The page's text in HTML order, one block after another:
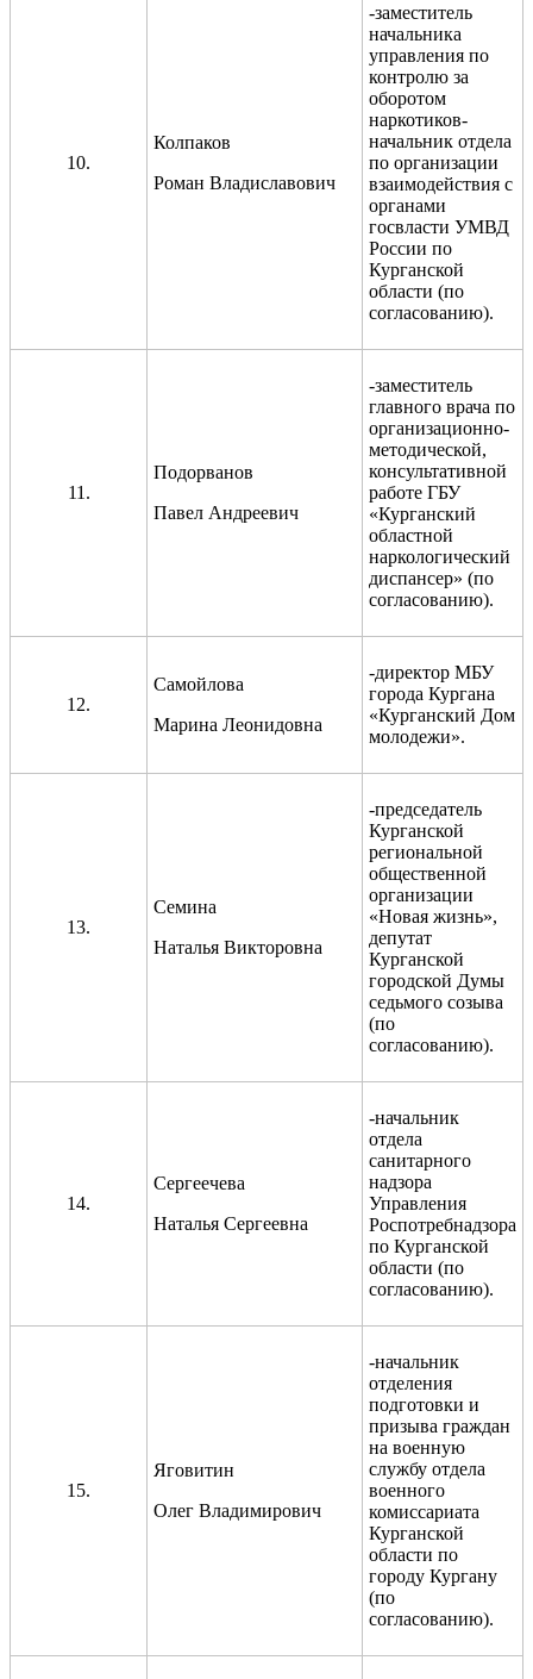
10.
Колпаков
Роман Владиславович
-заместитель
начальника
управления по
контролю за
оборотом
наркотиков-
начальник отдела
по организации
взаимодействия с
органами
госвласти УМВД
России по
Курганской
области (по
согласованию).
11.
Подорванов
Павел Андреевич
-заместитель
главного врача по
организационно-
методической,
консультативной
работе ГБУ
«Курганский
областной
наркологический
диспансер» (по
согласованию).
12.
Самойлова
Марина Леонидовна
-директор МБУ
города Кургана
«Курганский Дом
молодежи».
13.
Семина
Наталья Викторовна
-председатель
Курганской
региональной
общественной
организации
«Новая жизнь»,
депутат
Курганской
городской Думы
седьмого созыва
(по
согласованию).
14.
Сергеечева
Наталья Сергеевна
-начальник
отдела
санитарного
надзора
Управления
Роспотребнадзора
по Курганской
области (по
согласованию).
15.
Яговитин
Олег Владимирович
-начальник
отделения
подготовки и
призыва граждан
на военную
службу отдела
военного
комиссариата
Курганской
области по
городу Кургану
(по
согласованию).